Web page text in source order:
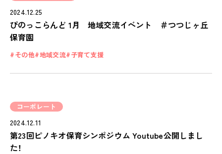
2024.12.25
ぴのっこらんど 1月 地域交流イベント ＃つつじヶ丘
保育園
その他 地域交流 子育て支援
コーポレート
2024.12.11
第23回ピノキオ保育シンポジウム Youtube公開しまし
た！